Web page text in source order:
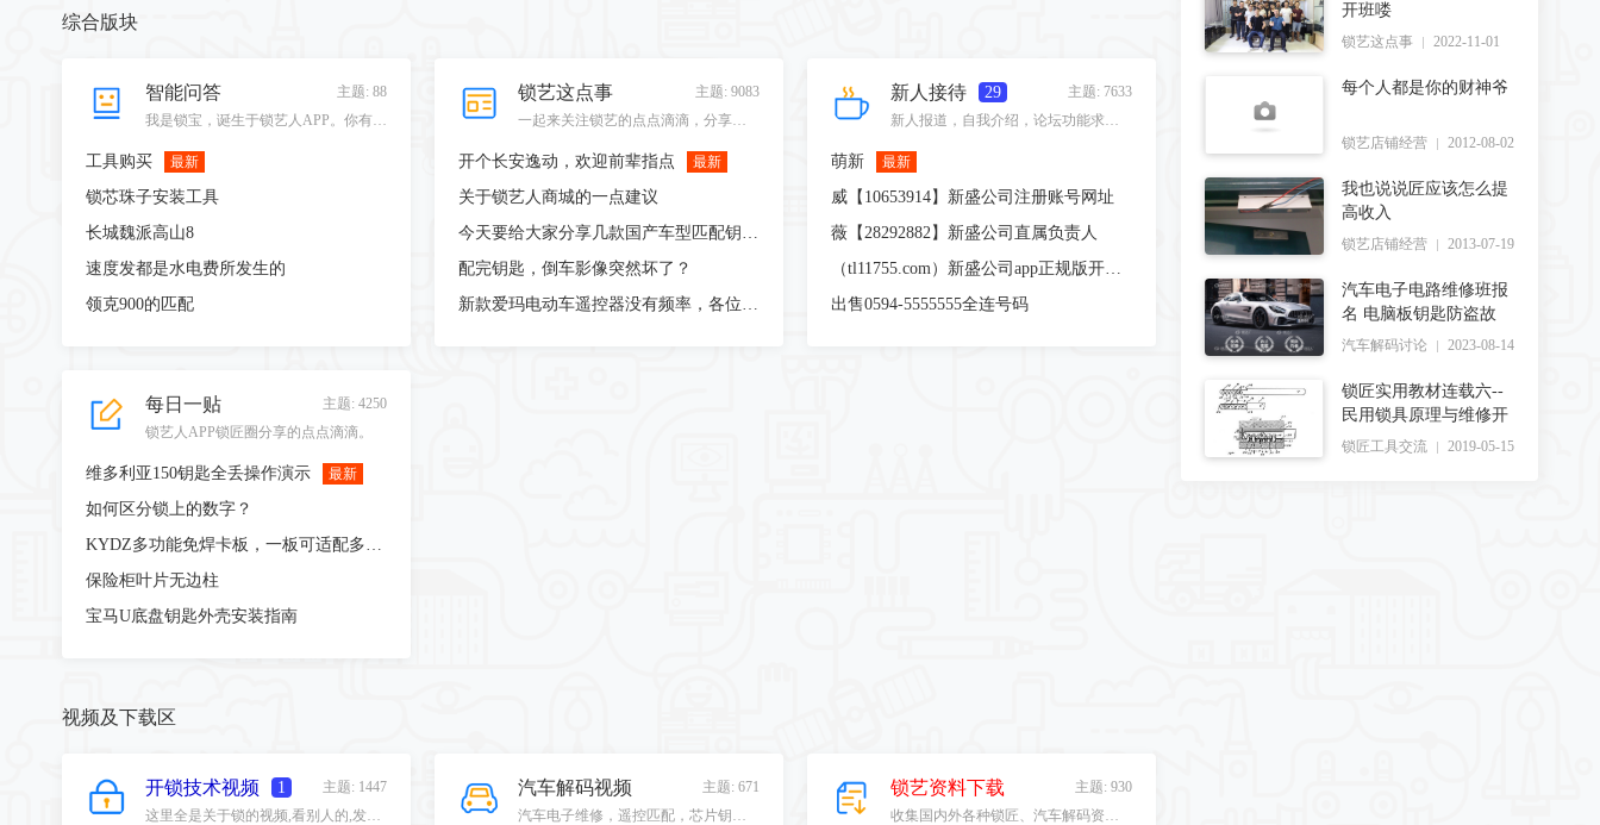
2024-11-15 11:53
[评论] [更多]
建笙锁业: 签到，，，，，，，，，
签到，，，，，，，，，
建笙锁业
: 精诚开锁，，，，，，，，，，
签到，，，，，，，，，
建笙锁业
: 精诚开锁，，，，，，，，，，
签到，，，，，，，，，，
锁，，，，，，，，，，，签
到，，，，，，，，
2024-11-1 12:14 [评论] [更多]
建笙锁业: 精诚开锁，，，，，，，，，签
到，，，，，，，，
到，，，，，，，，
2024-10-29 12:48
[评论] [更多]
修文天泓
锁艺
509382397
永安开锁
锁艺人鲁
无“锁”畏
longquan0
745
阿国 临渊羡鱼 正大光明3 zzsbt666 龙之星空
综合版块
智能问答
主题: 88
我是锁宝，诞生于锁艺人APP。你有任何的问题，都可以向我提问。包括写广告语、写故事、讲笑话、做作业、咨询健康问题、咨询法律等。我是一个乐于助人的机器人。
工具购买 最新
锁芯珠子安装工具
长城魏派高山8
速度发都是水电费所发生的
领克900的匹配
每日一贴
主题: 4250
锁艺人APP锁匠圈分享的点点滴滴。
维多利亚150钥匙全丢操作演示 最新
如何区分锁上的数字？
KYDZ多功能免焊卡板，一板可适配多种板型
保险柜叶片无边柱
宝马U底盘钥匙外壳安装指南
锁艺这点事
主题: 9083
一起来关注锁艺的点点滴滴，分享我们在锁艺生涯中的那点事。
开个长安逸动，欢迎前辈指点 最新
关于锁艺人商城的一点建议
今天要给大家分享几款国产车型匹配钥匙时遇到的奇葩问题
配完钥匙，倒车影像突然坏了？
新款爱玛电动车遥控器没有频率，各位师傅，有见过的吗？遥控器增加，有匹配上的吗
新人接待 29
主题: 7633
新人报道，自我介绍，论坛功能求助。
实名认证教程，请点击这里
萌新 最新
威【10653914】新盛公司注册账号网址
薇【28292882】新盛公司直属负责人
（tl11755.com）新盛公司app正规版开户客服
出售0594-5555555全连号码
视频及下载区
开锁技术视频 1
主题: 1447
这里全是关于锁的视频,看别人的,发自已的,互相学习共同提高。
汽车解码视频
主题: 671
汽车电子维修，遥控匹配，芯片钥匙匹配视频，实车操作视频。
锁艺资料下载
主题: 930
收集国内外各种锁匠、汽车解码资料、常用软件，供大家免费下载.
开班喽
锁艺这点事 2022-11-01
每个人都是你的财神爷
锁艺店铺经营 2012-08-02
我也说说匠应该怎么提
高收入
锁艺店铺经营 2013-07-19
汽车电子电路维修班报
名 电脑板钥匙防盗故
汽车解码讨论 2023-08-14
锁匠实用教材连载六--
民用锁具原理与维修开
锁匠工具交流 2019-05-15